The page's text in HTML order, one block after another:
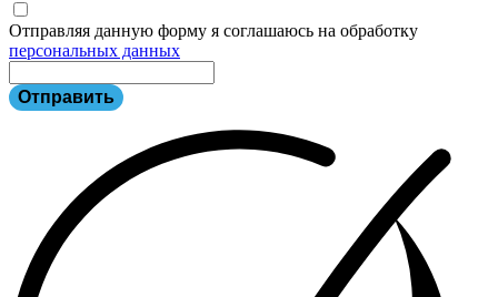
Отправляя данную форму я соглашаюсь на обработку
персональных данных
Отправить